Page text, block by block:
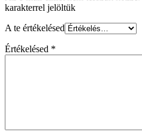
karakterrel jelöltük
A te értékelésed
Értékelésed *